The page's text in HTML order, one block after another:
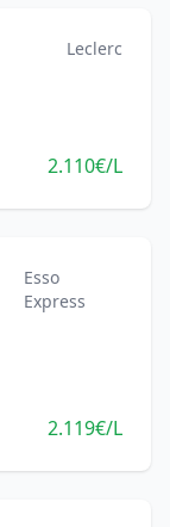
Leclerc
2.110€/L
Esso
Express
2.119€/L